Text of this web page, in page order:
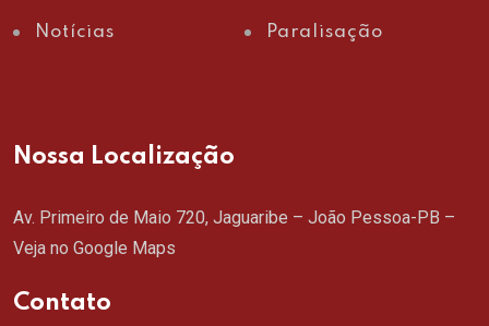
Notícias Paralisação
Nossa Localização
Av. Primeiro de Maio 720, Jaguaribe – João Pessoa-PB –
Veja no Google Maps
Contato